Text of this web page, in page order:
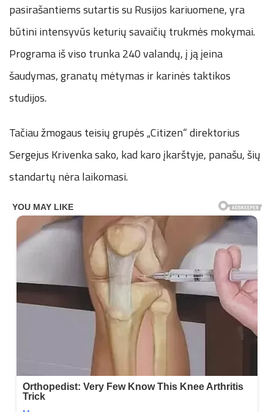
pasirašantiems sutartis su Rusijos kariuomene, yra
būtini intensyvūs keturių savaičių trukmės mokymai.
Programa iš viso trunka 240 valandų, į ją įeina
šaudymas, granatų mėtymas ir karinės taktikos
studijos.
Tačiau žmogaus teisių grupės „Citizen“ direktorius
Sergejus Krivenka sako, kad karo įkarštyje, panašu, šių
standartų nėra laikomasi.